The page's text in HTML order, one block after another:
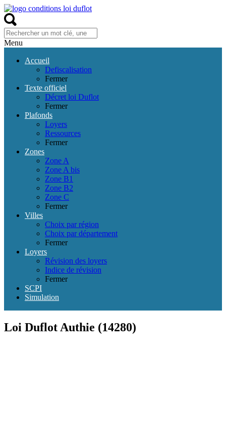
Menu
Accueil
Defiscalisation
Fermer
Texte officiel
Décret loi Duflot
Fermer
Plafonds
Loyers
Ressources
Fermer
Zones
Zone A
Zone A bis
Zone B1
Zone B2
Zone C
Fermer
Villes
Choix par région
Choix par département
Fermer
Loyers
Révision des loyers
Indice de révision
Fermer
SCPI
Simulation
Loi Duflot Authie (14280)